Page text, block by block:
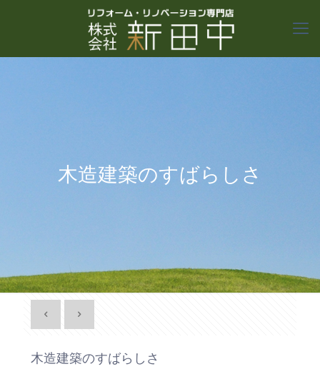
木造建築のすばらしさ
木造建築のすばらしさ